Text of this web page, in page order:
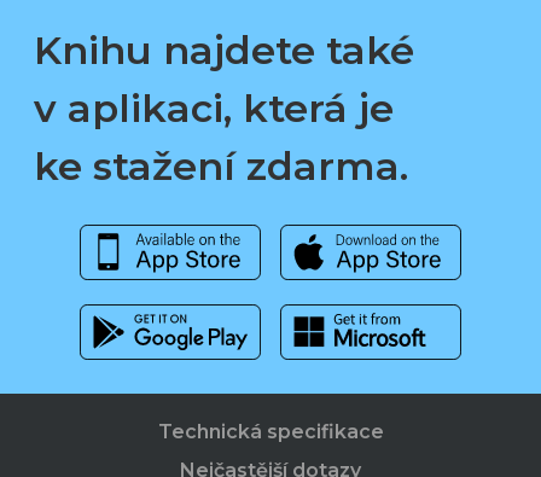
Knihu najdete také
v aplikaci, která je
ke stažení zdarma.
Technická specifikace
Nejčastější dotazy